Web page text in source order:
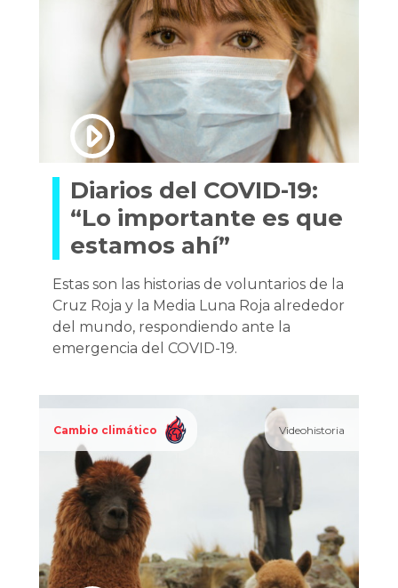
Diarios del COVID-19:
“Lo importante es que
estamos ahí”
Estas son las historias de voluntarios de la
Cruz Roja y la Media Luna Roja alrededor
del mundo, respondiendo ante la
emergencia del COVID-19.
Cambio climático Videohistoria